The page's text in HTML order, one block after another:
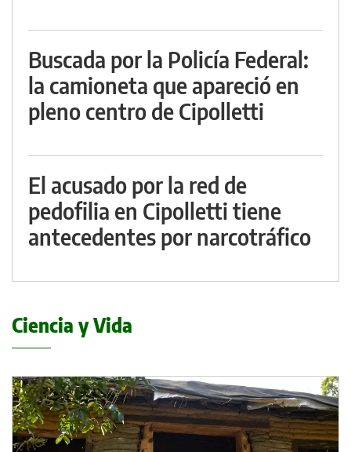
Buscada por la Policía Federal:
la camioneta que apareció en
pleno centro de Cipolletti
El acusado por la red de
pedofilia en Cipolletti tiene
antecedentes por narcotráfico
Ciencia y Vida